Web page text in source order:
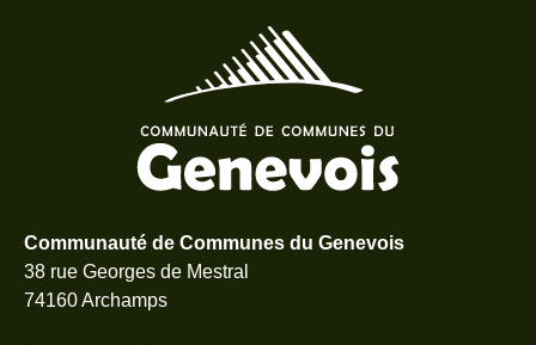
Communauté de Communes du Genevois
38 rue Georges de Mestral
74160 Archamps